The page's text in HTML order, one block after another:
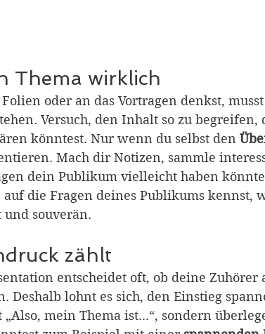
Thema wirklich
oder an das Vortragen denkst,
Versuch, den Inhalt so zu begreifen,
könntest. Nur wenn du selbst den
Mach dir Notizen, sammle
dein Publikum vielleicht haben
die Fragen deines Publikums kennst,
und souverän.
zählt
entscheidet oft, ob deine Zuhörer
Deshalb lohnt es sich, den Einstieg
mein Thema ist...“, sondern